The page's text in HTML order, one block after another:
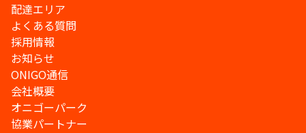
配達エリア
よくある質問
採用情報
お知らせ
ONIGO通信
会社概要
オニゴーパーク
協業パートナー